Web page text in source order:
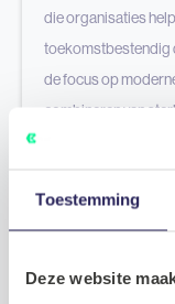
Toestemming
Deze website
die organisaties
toekomstbestendig
de focus op
combineren van
adviesvaardigheid
multinationals. Ze